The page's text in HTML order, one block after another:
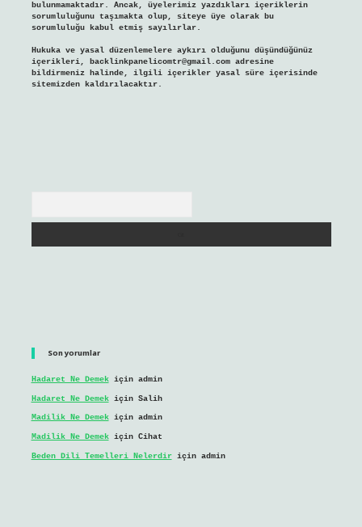
bulunmamaktadır. Ancak, üyelerimiz yazdıkları içeriklerin
sorumluluğunu taşımakta olup, siteye üye olarak bu
sorumluluğu kabul etmiş sayılırlar.
Hukuka ve yasal düzenlemelere aykırı olduğunu düşündüğünüz
içerikleri, backlinkpanelicomtr@gmail.comadresine
bildirmeniz halinde, ilgili içerikler yasal süre içerisinde
sitemizden kaldırılacaktır.
Son yorumlar
Hadaret Ne Demekiçin admin
Hadaret Ne Demekiçin Salih
Madilik Ne Demekiçin admin
Madilik Ne Demekiçin Cihat
Beden Dili Temelleri Nelerdiriçin admin